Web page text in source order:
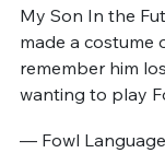
My Son In the
made a costume
remember him
wanting to play
— Fowl Language